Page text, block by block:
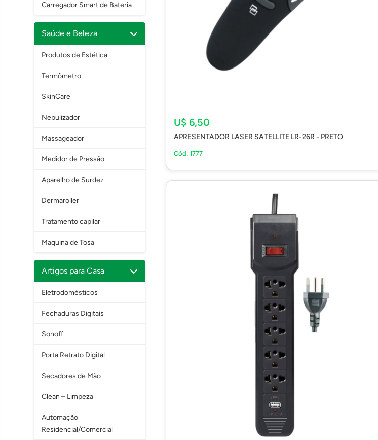
Carregador Smart de Bateria
Saúde e Beleza
Produtos de Estética
Termômetro
SkinCare
Nebulizador
Massageador
Medidor de Pressão
Aparelho de Surdez
Dermaroller
Tratamento capilar
Maquina de Tosa
Artigos para Casa
Eletrodomésticos
Fechaduras Digitais
Sonoff
Porta Retrato Digital
Secadores de Mão
Clean – Limpeza
Automação
Residencial/Comercial
U$ 6,50
APRESENTADOR LASER SATELLITE LR-26R - PRETO
Cód: 1777